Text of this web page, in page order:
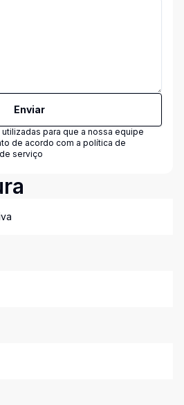
Enviar
para que a nossa equipe
de acordo com a política de
serviço